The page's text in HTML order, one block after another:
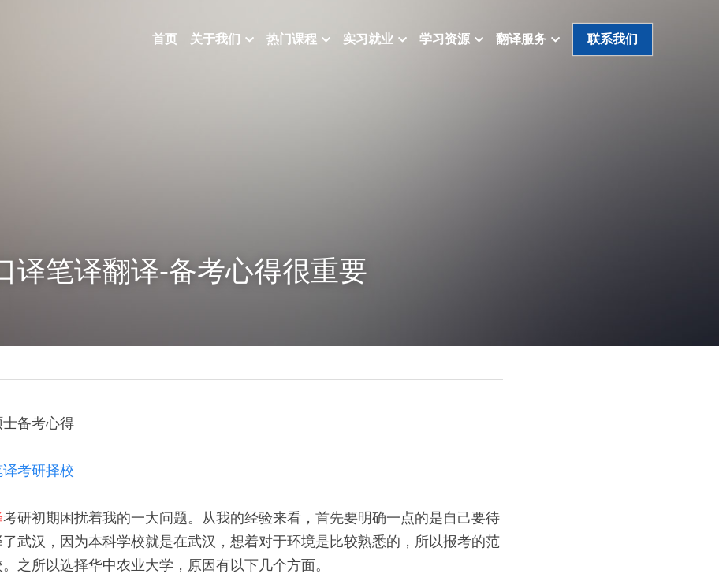
首页 关于我们 热门课程 实习就业 学习资源 翻译服务 联系我们
译笔译翻译-备考心得很重要
备考心得
考研择校
考研初期困扰着我的一大问题。从我的经验来看，首先要明确一点的是自己要待
武汉，因为本科学校就是在武汉，想着对于环境是比较熟悉的，所以报考的范
之所以选择华中农业大学，原因有以下几个方面。